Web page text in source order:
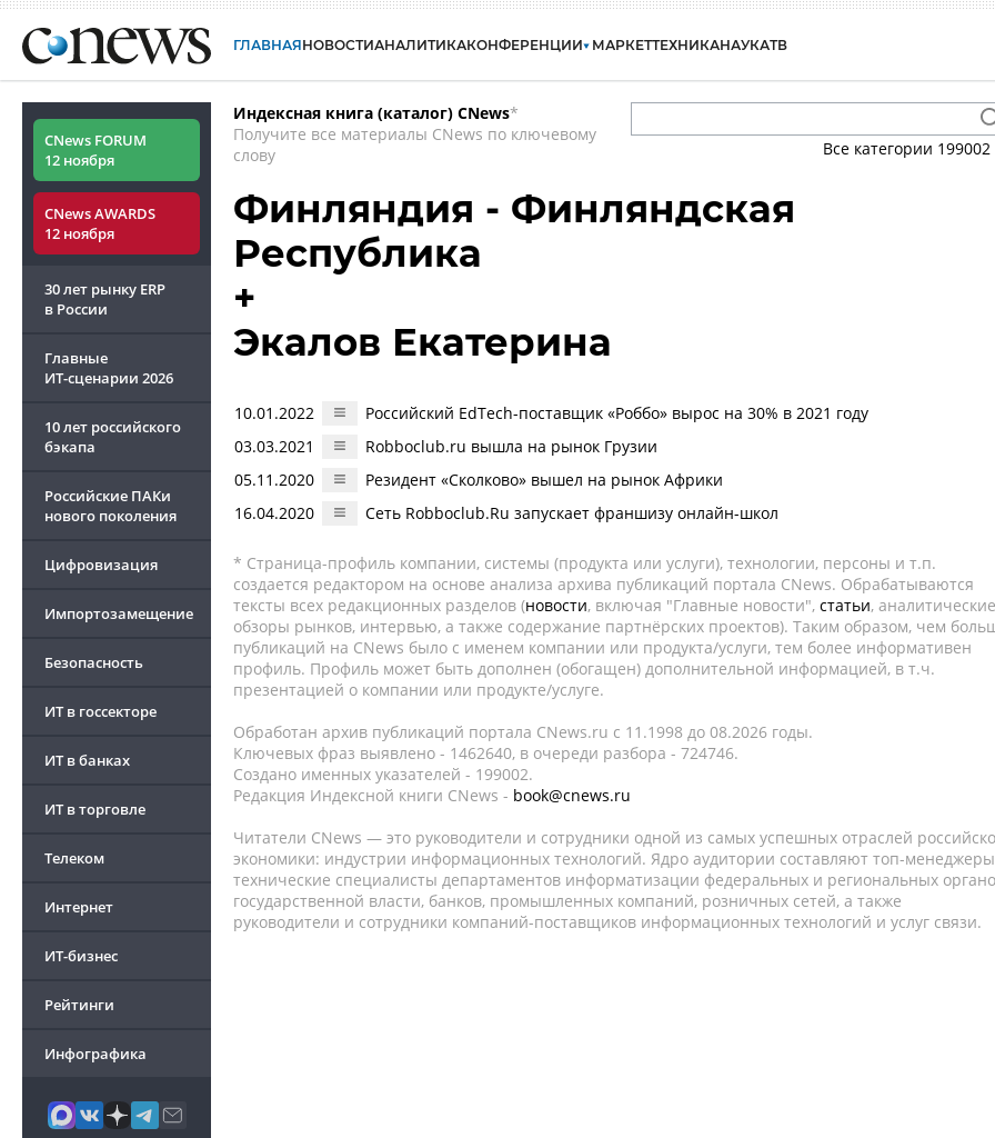
ГЛАВНАЯНОВОСТИАНАЛИТИКАКОНФЕРЕНЦИИ МАРКЕТТЕХНИКАНАУКАТВ
CNews FORUM
12 ноября
CNews AWARDS
12 ноября
30 лет рынку ERP
в России
Главные
ИТ-сценарии 2026
10 лет российского
бэкапа
Российские ПАКи
нового поколения
Цифровизация
Импортозамещение
Безопасность
ИТ в госсекторе
ИТ в банках
ИТ в торговле
Телеком
Интернет
ИТ-бизнес
Рейтинги
Инфографика
Индексная книга (каталог) CNews*
Получите все материалы CNews по ключевому
слову
Все категории 199002
Финляндия - Финляндская
Республика
+
Экалов Екатерина
10.01.2022
Российский EdTech-поставщик «Роббо» вырос на 30% в 2021 году
03.03.2021
Robboclub.ru вышла на рынок Грузии
05.11.2020
Резидент «Сколково» вышел на рынок Африки
16.04.2020
Сеть Robboclub.Ru запускает франшизу онлайн-школ
* Страница-профиль компании, системы (продукта или услуги), технологии, персоны и т.п.
создается редактором на основе анализа архива публикаций портала CNews. Обрабатываются
тексты всех редакционных разделов (новости, включая "Главные новости", статьи, аналитические
обзоры рынков, интервью, а также содержание партнёрских проектов). Таким образом, чем
публикаций на CNews было с именем компании или продукта/услуги, тем более информативен
профиль. Профиль может быть дополнен (обогащен) дополнительной информацией, в т.ч.
презентацией о компании или продукте/услуге.
Обработан архив публикаций портала CNews.ru c 11.1998 до 08.2026 годы.
Ключевых фраз выявлено - 1462640, в очереди разбора - 724746.
Создано именных указателей - 199002.
Редакция Индексной книги CNews - book@cnews.ru
Читатели CNews — это руководители и сотрудники одной из самых успешных отраслей
экономики: индустрии информационных технологий. Ядро аудитории составляют топ-
технические специалисты департаментов информатизации федеральных и региональных
государственной власти, банков, промышленных компаний, розничных сетей, а также
руководители и сотрудники компаний-поставщиков информационных технологий и услуг связи.